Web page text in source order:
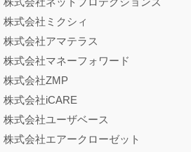
株式会社ミクシィ
株式会社アマテラス
株式会社マネーフォワード
株式会社ZMP
株式会社iCARE
株式会社ユーザベース
株式会社エアークローゼット